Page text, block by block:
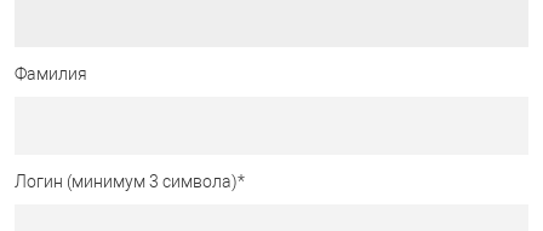
Фамилия
Логин (минимум 3 символа)*